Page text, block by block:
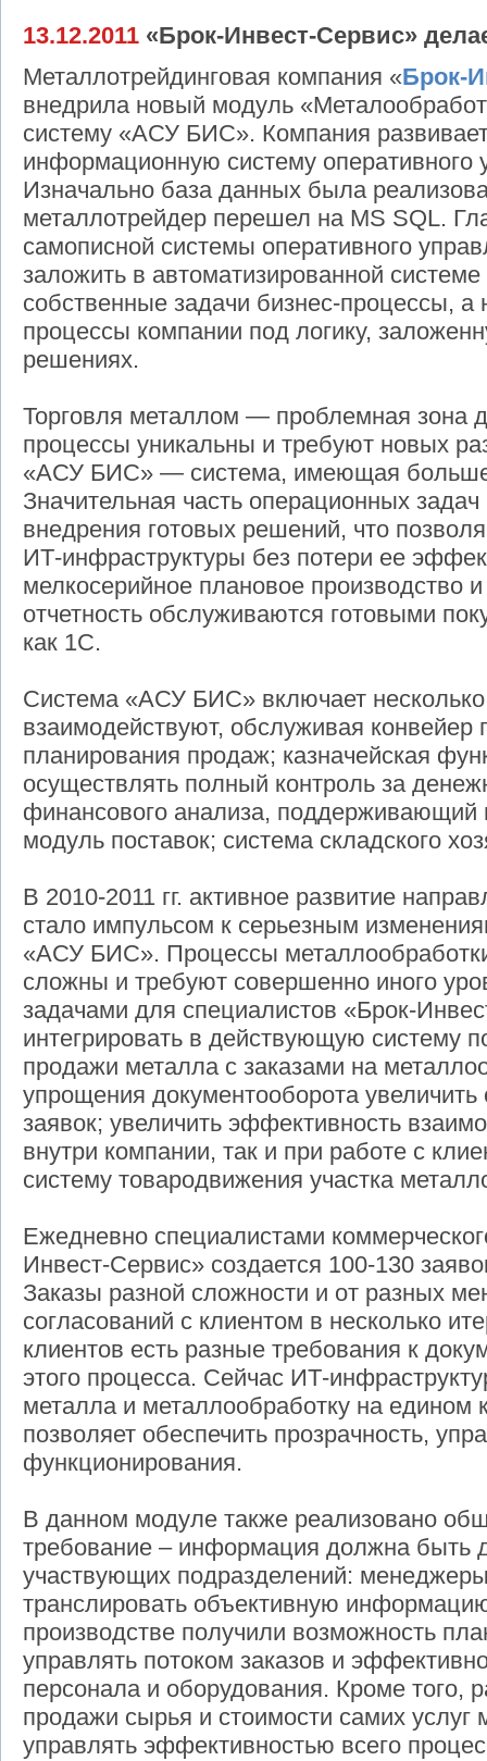
13.12.2011 «Брок-Инвест-Сервис»
Металлотрейдинговая компания «Брок-
внедрила новый модуль
систему «АСУ БИС». Компания
информационную систему оперативного
Изначально база данных была
металлотрейдер перешел на MS SQL.
самописной системы оперативного
заложить в автоматизированной
собственные задачи бизнес-процессы, а
процессы компании под логику,
решениях.
Торговля металлом — проблемная зона
процессы уникальны и требуют новых
«АСУ БИС» — система, имеющая больше
Значительная часть операционных
внедрения готовых решений, что
ИТ-инфраструктуры без потери ее
мелкосерийное плановое производство
отчетность обслуживаются готовыми
как 1С.
Система «АСУ БИС» включает
взаимодействуют, обслуживая
планирования продаж; казначейская
осуществлять полный контроль за
финансового анализа, поддерживающий
модуль поставок; система складского
В 2010-2011 гг. активное развитие
стало импульсом к серьезным
«АСУ БИС». Процессы
сложны и требуют совершенно иного
задачами для специалистов «Брок-
интегрировать в действующую систему
продажи металла с заказами на
упрощения документооборота увеличить
заявок; увеличить эффективность
внутри компании, так и при работе с
систему товародвижения участка
Ежедневно специалистами
Инвест-Сервис» создается 100-130
Заказы разной сложности и от разных
согласований с клиентом в несколько
клиентов есть разные требования к
этого процесса. Сейчас ИТ-
металла и металлообработку на едином
позволяет обеспечить прозрачность,
функционирования.
В данном модуле также реализовано
требование – информация должна быть
участвующих подразделений:
транслировать объективную
производстве получили возможность
управлять потоком заказов и
персонала и оборудования. Кроме того,
продажи сырья и стоимости самих услуг
управлять эффективностью всего